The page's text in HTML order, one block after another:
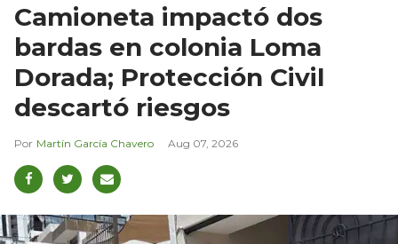
Camioneta impactó dos
bardas en colonia Loma
Dorada; Protección Civil
descartó riesgos
Martín García Chavero Aug 07, 2026